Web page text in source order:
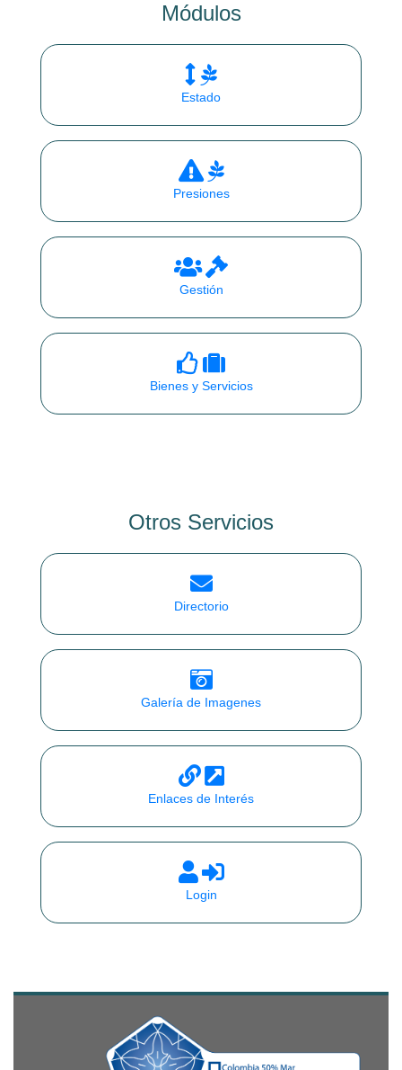
Módulos
Estado
Presiones
Gestión
Bienes y Servicios
Otros Servicios
Directorio
Galería de Imagenes
Enlaces de Interés
Login